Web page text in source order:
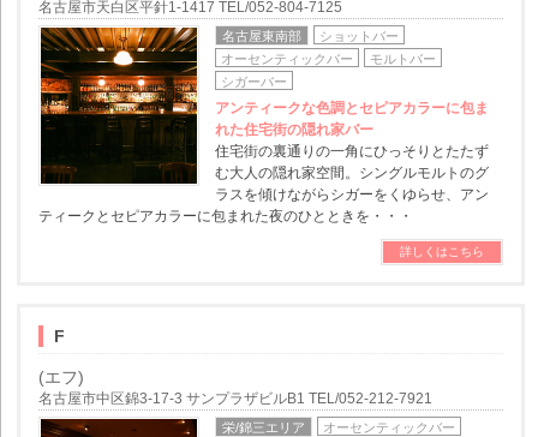
名古屋市天白区平針1-1417 TEL/052-804-7125
名古屋東南部
ショットバー
オーセンティックバー
モルトバー
シガーバー
アンティークな色調とセピアカラーに包ま
れた住宅街の隠れ家バー
住宅街の裏通りの一角にひっそりとたたず
む大人の隠れ家空間。シングルモルトのグ
ラスを傾けながらシガーをくゆらせ、アン
ティークとセピアカラーに包まれた夜のひとときを・・・
詳しくはこちら
F
(エフ)
名古屋市中区錦3-17-3 サンプラザビルB1 TEL/052-212-7921
栄/錦三エリア
オーセンティックバー